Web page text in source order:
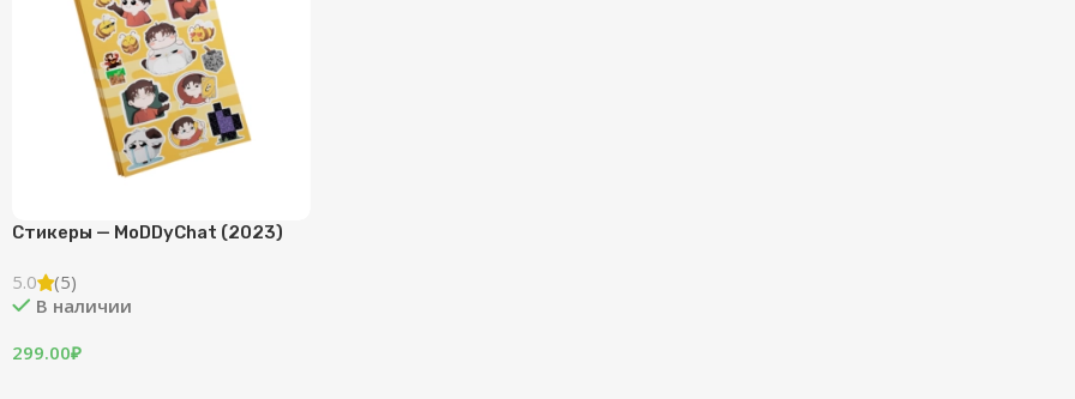
Стикеры — MoDDyChat (2023)
5.0
(5)
В наличии
299.00₽